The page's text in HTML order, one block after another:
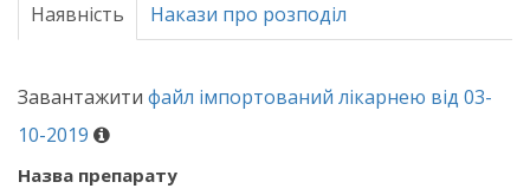
Наявність Накази про розподіл
Завантажити файл імпортований лікарнею від 03-
10-2019
Назва препарату